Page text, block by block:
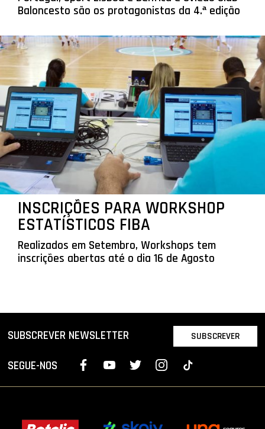
Baloncesto são os protagonistas da 4.ª edição
INSCRIÇÕES PARA WORKSHOP
ESTATÍSTICOS FIBA
Realizados em Setembro, Workshops tem
inscrições abertas até o dia 16 de Agosto
SUBSCREVER NEWSLETTER SUBSCREVER
SEGUE-NOS